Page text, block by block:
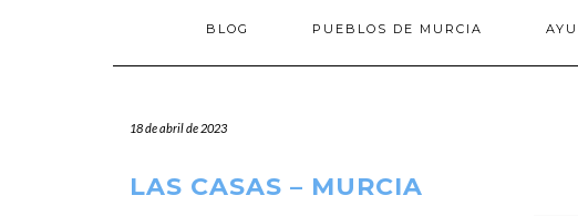
BLOG PUEBLOS DE MURCIA
18 de abril de 2023
LAS CASAS – MURCIA